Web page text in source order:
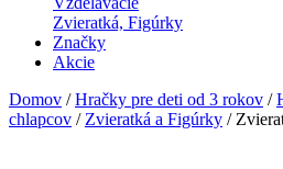
Zvieratká, Figúrky
Značky
Akcie
Domov /Hračky pre deti od 3 rokov /
chlapcov / Zvieratká a Figúrky /